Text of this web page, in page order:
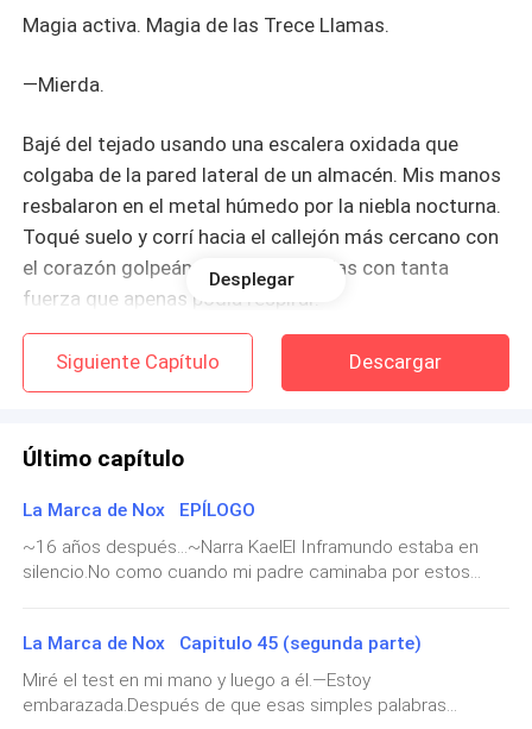
Magia activa. Magia de las Trece Llamas.
—Mierda.
Bajé del tejado usando una escalera oxidada que
colgaba de la pared lateral de un almacén. Mis manos
resbalaron en el metal húmedo por la niebla nocturna.
Toqué suelo y corrí hacia el callejón más cercano con
el corazón golpeándome las costillas con tanta
fuerza que apenas podía respirar.
Tenía que llegar a la Plaza Rota. Era el único lugar
donde la magia vieja se había estancado tanto que
Solo necesitaba llegar allí, esconderme hasta el
amanecer, y luego podría moverme de nuevo.
Siempre era lo mismo. Esconderse, moverse,
El callejón se estrechó tanto que tuve que girar los
hombros para pasar. Las paredes estaban cubiertas
de símbolos antiguos tallados por hechiceros hace
Desplegar
Siguiente Capítulo Descargar
Último capítulo
La Marca de Nox EPÍLOGO
~16 años después...~Narra KaelEl Inframundo estaba en
silencio.No como cuando mi padre caminaba por estos
contaba historias ridículas mientras la tía Kaerith ponía los
ojos en blanco con esa media sonrisa que intentaba
esconder y nunca conseguía.Este era un silencio doloroso,
el silencio de las cenizas, de lo que quedaba cuando todo
La Marca de Nox Capitulo 45 (segunda parte)
Miré el test en mi mano y luego a él.—Estoy
embarazada.Después de que esas simples palabras